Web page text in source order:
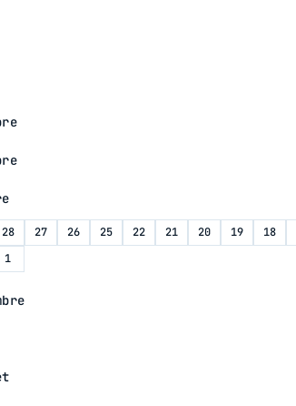
28 27 26 25 22 21 20 19 18
1